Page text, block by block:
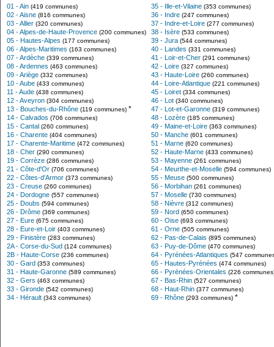
01 - Ain (419 communes)
02 - Aisne (816 communes)
03 - Allier (320 communes)
04 - Alpes-de-Haute-Provence (200 communes)
05 - Hautes-Alpes (177 communes)
06 - Alpes-Maritimes (163 communes)
07 - Ardèche (339 communes)
08 - Ardennes (463 communes)
09 - Ariège (332 communes)
10 - Aube (433 communes)
11 - Aude (438 communes)
12 - Aveyron (304 communes)
13 - Bouches-du-Rhône (119 communes) *
14 - Calvados (706 communes)
15 - Cantal (260 communes)
16 - Charente (404 communes)
17 - Charente-Maritime (472 communes)
18 - Cher (290 communes)
19 - Corrèze (286 communes)
21 - Côte-d'Or (706 communes)
22 - Côtes-d'Armor (373 communes)
23 - Creuse (260 communes)
24 - Dordogne (557 communes)
25 - Doubs (594 communes)
26 - Drôme (369 communes)
27 - Eure (675 communes)
28 - Eure-et-Loir (403 communes)
29 - Finistère (283 communes)
2A - Corse-du-Sud (124 communes)
2B - Haute-Corse (236 communes)
30 - Gard (353 communes)
31 - Haute-Garonne (589 communes)
32 - Gers (463 communes)
33 - Gironde (542 communes)
34 - Hérault (343 communes)
35 - Ille-et-Vilaine (353 communes)
36 - Indre (247 communes)
37 - Indre-et-Loire (277 communes)
38 - Isère (533 communes)
39 - Jura (544 communes)
40 - Landes (331 communes)
41 - Loir-et-Cher (291 communes)
42 - Loire (327 communes)
43 - Haute-Loire (260 communes)
44 - Loire-Atlantique (221 communes)
45 - Loiret (334 communes)
46 - Lot (340 communes)
47 - Lot-et-Garonne (319 communes)
48 - Lozère (185 communes)
49 - Maine-et-Loire (363 communes)
50 - Manche (601 communes)
51 - Marne (620 communes)
52 - Haute-Marne (433 communes)
53 - Mayenne (261 communes)
54 - Meurthe-et-Moselle (594 communes)
55 - Meuse (500 communes)
56 - Morbihan (261 communes)
57 - Moselle (730 communes)
58 - Nièvre (312 communes)
59 - Nord (650 communes)
60 - Oise (693 communes)
61 - Orne (505 communes)
62 - Pas-de-Calais (895 communes)
63 - Puy-de-Dôme (470 communes)
64 - Pyrénées-Atlantiques (547
65 - Hautes-Pyrénées (474 communes)
66 - Pyrénées-Orientales (226
67 - Bas-Rhin (527 communes)
68 - Haut-Rhin (377 communes)
69 - Rhône (293 communes) *